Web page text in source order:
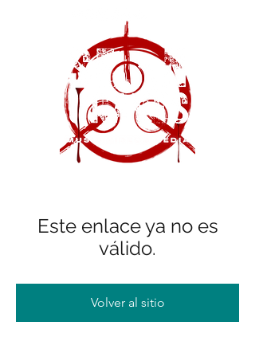
Este enlace ya no es
válido.
Volver al sitio